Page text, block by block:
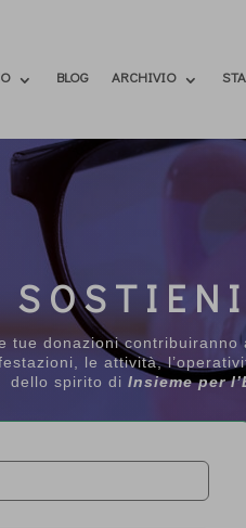
BLOG ARCHIVIO
tue donazioni contribuiranno
le attività,
dello spirito diInsieme per